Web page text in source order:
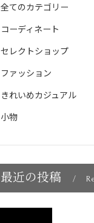
全てのカテゴリー
コーディネート
セレクトショップ
ファッション
きれいめカジュアル
小物
最近の投稿